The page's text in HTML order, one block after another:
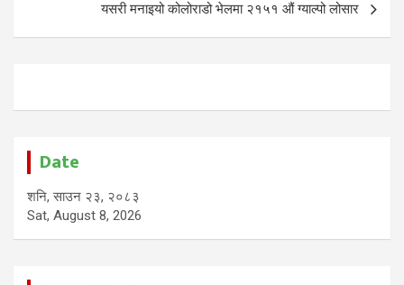
यसरी मनाइयो कोलोराडो भेलमा २१५१ औं ग्याल्पो लोसार
Date
शनि, साउन २३, २०८३
Sat, August 8, 2026